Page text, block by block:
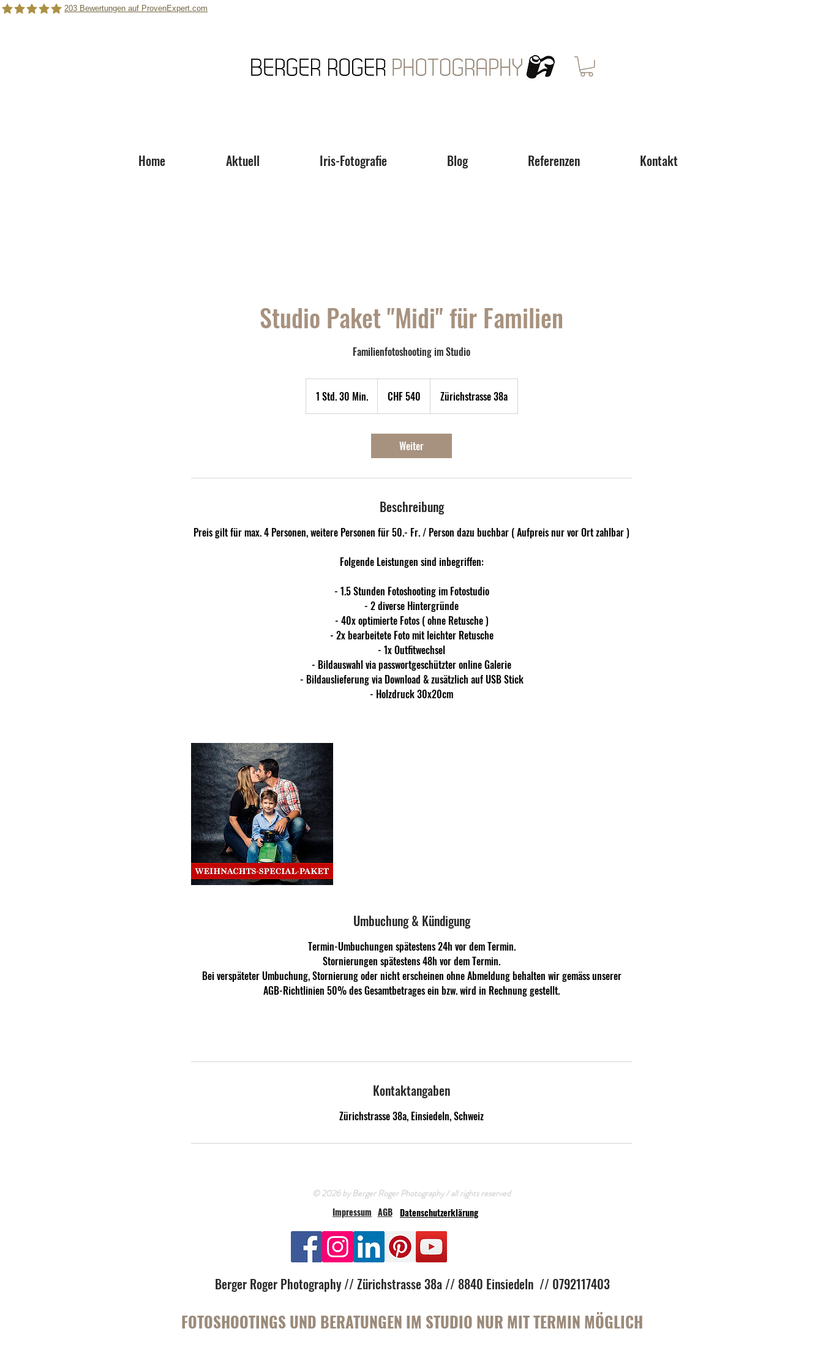
203 Bewertungen auf ProvenExpert.com
Home Aktuell Iris-Fotografie Blog Referenzen Kontakt
Studio Paket "Midi" für Familien
Familienfotoshooting im Studio
1 Std. 30 Min.1
S
3
.
Franken
CHF 540 Zürichstrasse 38a
Weiter
Beschreibung
Preis gilt für max. 4 Personen, weitere Personen für 50.- Fr. / Person dazu buchbar ( Aufpreis nur vor Ort zahlbar )
Folgende Leistungen sind inbegriffen:
- 1.5 Stunden Fotoshooting im Fotostudio
- 2 diverse Hintergründe
- 40x optimierte Fotos ( ohne Retusche )
- 2x bearbeitete Foto mit leichter Retusche
- 1x Outfitwechsel
- Bildauswahl via passwortgeschützter online Galerie
- Bildauslieferung via Download & zusätzlich auf USB Stick
- Holzdruck 30x20cm
Umbuchung & Kündigung
Termin-Umbuchungen spätestens 24h vor dem Termin.
Stornierungen spätestens 48h vor dem Termin.
Bei verspäteter Umbuchung, Stornierung oder nicht erscheinen ohne Abmeldung behalten wir gemäss unserer
AGB-Richtlinien 50% des Gesamtbetrages ein bzw. wird in Rechnung gestellt.
Kontaktangaben
Zürichstrasse 38a, Einsiedeln, Schweiz
© 2026 by Berger Roger Photography / all rights reserved
Impressum AGB Datenschutzerklärung
Berger Roger Photography // Zürichstrasse 38a // 8840 Einsiedeln // 0792117403
FOTOSHOOTINGS UND BERATUNGEN IM STUDIO NUR MIT TERMIN MÖGLICH